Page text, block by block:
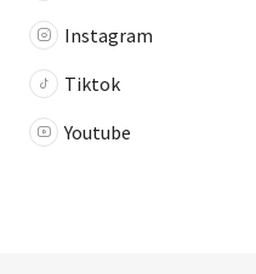
Instagram
Tiktok
Youtube